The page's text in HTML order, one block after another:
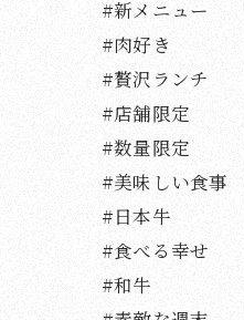
#新メニュー
#肉好き
#贅沢ランチ
#店舗限定
#数量限定
#美味しい食事
#日本牛
#食べる幸せ
#和牛